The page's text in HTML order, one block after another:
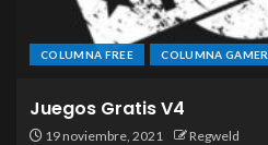
COLUMNA FREE COLUMNA GAMER
Juegos Gratis V4
19 noviembre, 2021 Regweld